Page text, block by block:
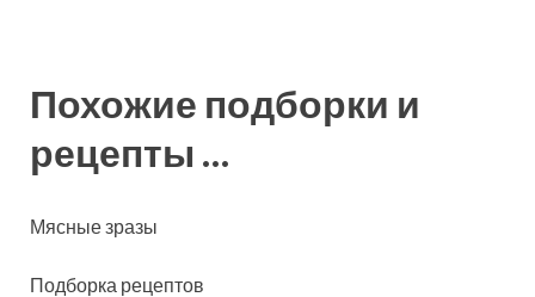
Похожие подборки и
рецепты …
Мясные зразы
Подборка рецептов